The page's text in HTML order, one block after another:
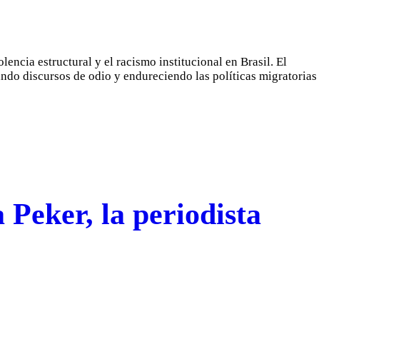
estructural y el racismo institucional en Brasil. El
discursos de odio y endureciendo las políticas migratorias
la periodista